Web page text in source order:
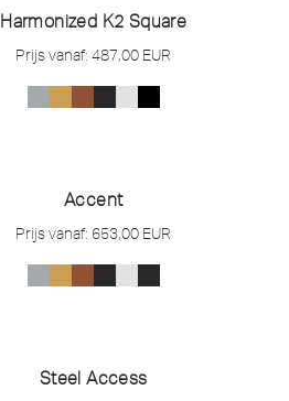
Harmonized K2 Square
Prijs vanaf:487,00 EUR
Accent
Prijs vanaf: 653,00 EUR
Steel Access